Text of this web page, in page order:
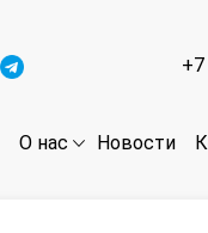
О нас Новости